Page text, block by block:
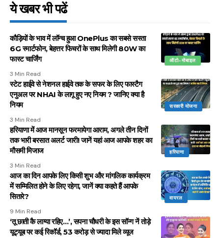
ये खबर भी पढें
ऑटो-मोबाइल
कौड़ियों के भाव में लॉन्च हुआ OnePlus का सबसे सस्ता
6G स्मार्टफोन, बेहत्तर फिचरों के साथ मिलेगी 80W का
फास्ट चार्जिंग
3 Min Read
सरकारी योजना
स्टेट हाईवे से नेशनल हाईवे तक के सफर के लिए फास्टैग
एनुअल पर NHAI के लागू हुए नए नियम ? जानिए क्या है
नियम
3 Min Read
हरियाणा
हरियाणा में आज मानसून फरमायेगा आराम, अगले तीन दिनों
तक भारी बरसात अलर्ट जारी! जानें यहां आज आपके शहर का
मौसमी मिजाज
3 Min Read
वायरल
आज का दिन आपके लिए किसी शुभ और मांगलिक कार्यक्रम
में सम्मिलित होने के लिए रहेगा, जानें क्या कहते हैं आपके
सितारे?
9 Min Read
‘तू छाती कै लाग्या रहिए…’, सपना चौधरी के इस सॉन्ग नें तोड़े
यूट्यूब पर कई रिकॉर्ड, 53 करोड़ से ज्यादा मिले व्यूज